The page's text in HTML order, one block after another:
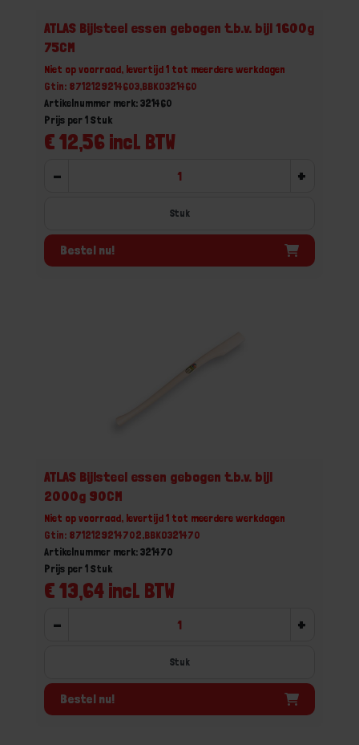
ATLAS Bijlsteel essen gebogen t.b.v. bijl 1600g
75CM
Niet op voorraad, levertijd 1 tot meerdere werkdagen
Gtin: 8712129214603,BBKO321460
Artikelnummer merk: 321460
€ 12,56 incl. BTW
Prijs per 1 Stuk
- +
Stuk
Bestel nu!
ATLAS Bijlsteel essen gebogen t.b.v. bijl
2000g 90CM
Niet op voorraad, levertijd 1 tot meerdere werkdagen
Gtin: 8712129214702,BBKO321470
Artikelnummer merk: 321470
€ 13,64 incl. BTW
Prijs per 1 Stuk
- +
Stuk
Bestel nu!